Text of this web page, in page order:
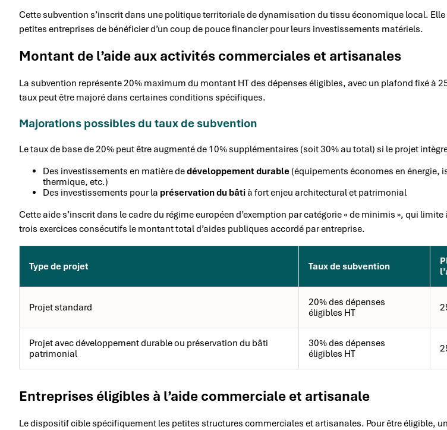
Cette subvention s’inscrit dans une politique territoriale de dynamisation du tissu économique local.
petites entreprises de bénéficier d’un coup de pouce financier pour leurs investissements matériels.
Montant de l’aide aux activités commerciales et artisanales
La subvention représente 20% maximum du montant HT des dépenses éligibles, avec un plafond fixé à
taux peut être majoré dans certaines conditions spécifiques.
Majorations possibles du taux de subvention
Le taux de base de 20% peut être augmenté de 10% supplémentaires (soit 30% au total) si le projet
Des investissements en matière dedéveloppement durable (équipements économes en énergie,
thermique, etc.)
Des investissements pour la préservation du bâtià fort enjeu architectural et patrimonial
Cette aide s’inscrit dans le cadre du régime européen d’exemption par catégorie « de minimis », qui limite
trois exercices consécutifs le montant total d’aides publiques accordé par entreprise.
Type de projet Taux de subvention
Projet standard
20% des dépenses
éligibles HT
Projet avec développement durable ou préservation du bâti
patrimonial
30% des dépenses
éligibles HT
Entreprises éligibles à l’aide commerciale et artisanale
Le dispositif cible spécifiquement les petites structures commerciales et artisanales. Pour être éligible,